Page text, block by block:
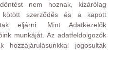
nem hoznak, kizárólag
kötött szerződés és a kapott
eljárni. Mint Adatkezelők
munkáját. Az adatfeldolgozók
hozzájárulásunkkal jogosultak